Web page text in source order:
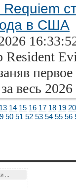
Requiem
в США
первое
весь
13 14 15 16 17 18 19 20
50 51 52 53 54 55 56
...